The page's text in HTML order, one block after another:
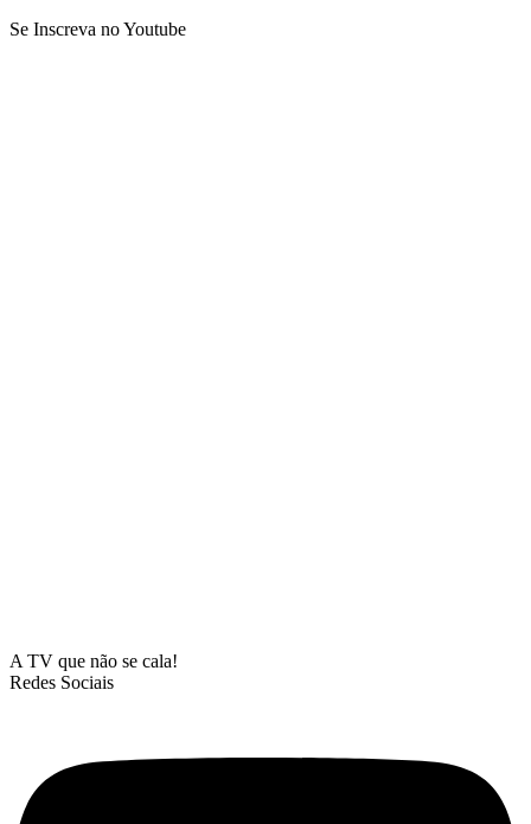
Se Inscreva no Youtube
A TV que não se cala!
Redes Sociais